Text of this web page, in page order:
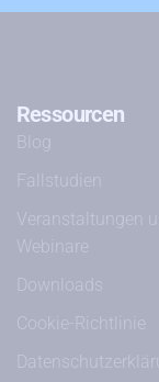
Ressourcen
Blog
Fallstudien
Veranstaltungen
Webinare
Downloads
Cookie-Richtlinie